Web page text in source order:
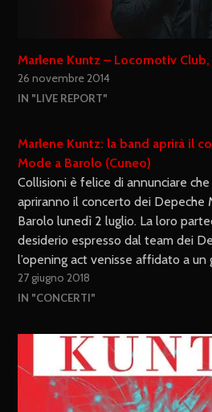
Marlene Kuntz – Locomotiv Club,
26 novembre 2014
IN "LIVE REPORT"
Marlene Kuntz: la band aprirà il
Mode a Barolo (Cuneo)
Collisioni è felice di annunciare
apriranno il concerto dei Depeche
Barolo lunedì 2 luglio. La loro
desiderio espresso dal team dei
l’opening act venisse affidato a
rilievo del genere: la scelta della…
27 giugno 2018
IN "CONCERTI"